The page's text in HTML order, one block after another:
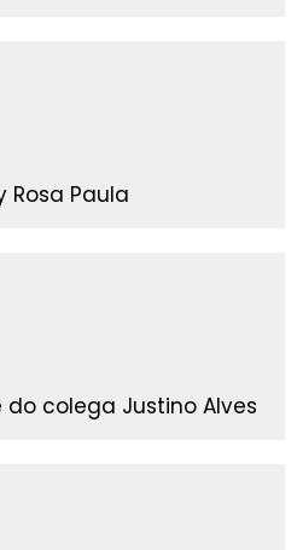
Rosa Paula
colega Justino Alves